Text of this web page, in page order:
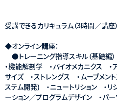
受講できるカリキュラム（3時間／講座）
◆オンライン講座：
●トレーニング指導スキル（基礎編）
・機能解剖学 ・バイオメカニクス ・
サイズ ・ストレングス ・ムーブメン
ステム開発) ・ニュートリション ・リ
ーション／プログラムデザイン ・パ